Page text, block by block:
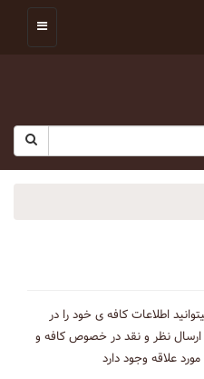
اطلاعات کافه ی خود را در
ارسال نظر و نقد در خصوص کافه و
علاقه وجود دارد